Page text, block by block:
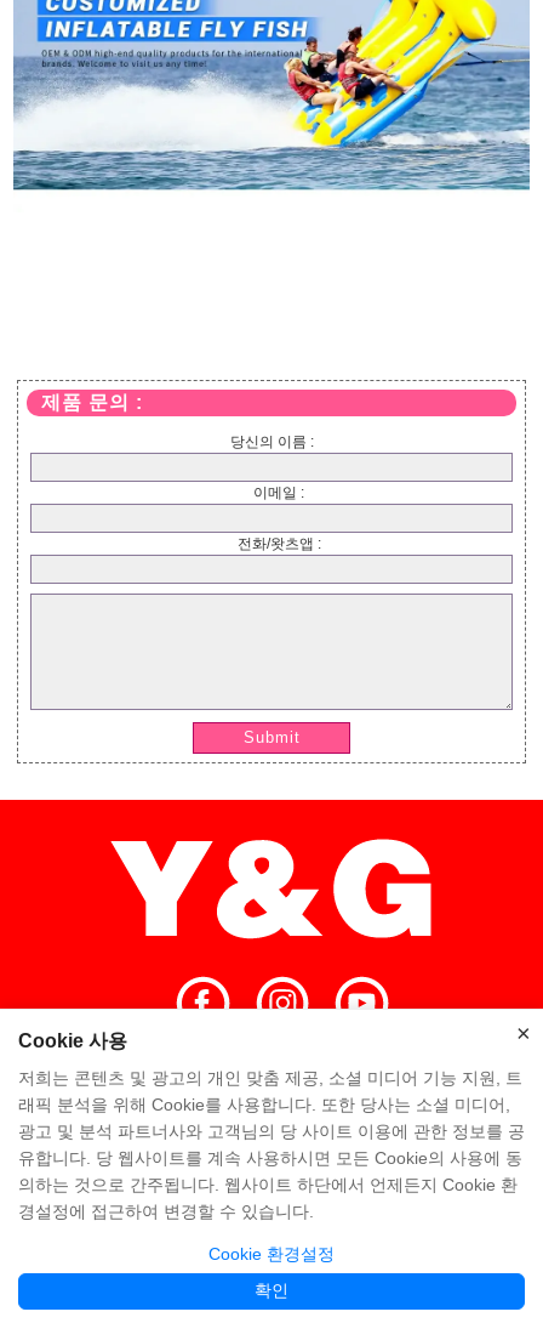
제품 문의 :
당신의 이름 :
이메일 :
전화/왓츠앱 :
Submit
×
홈 고품질 Y & G 팀 Y&G 회사
방문 공장 자주 묻는 질문 지식
연락처
Copyright @ Y&G Inflatable (Guangzhou Yujia New Materials Co., Ltd)粤ICP备
www.yginflatable.net
Cookie 사용
저희는 콘텐츠 및 광고의 개인 맞춤 제공, 소셜 미디어 기능 지원, 트
래픽 분석을 위해 Cookie를 사용합니다. 또한 당사는 소셜 미디어,
광고 및 분석 파트너사와 고객님의 당 사이트 이용에 관한 정보를 공
유합니다. 당 웹사이트를 계속 사용하시면 모든 Cookie의 사용에 동
의하는 것으로 간주됩니다. 웹사이트 하단에서 언제든지 Cookie 환
경설정에 접근하여 변경할 수 있습니다.
Cookie 환경설정
확인
×